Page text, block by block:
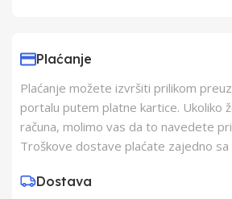
Proizvođač
Plaćanje
Plaćanje možete izvršiti prilikom
portalu putem platne kartice. Ukoliko
računa, molimo vas da to navedete
Troškove dostave plaćate zajedno sa
Dostava